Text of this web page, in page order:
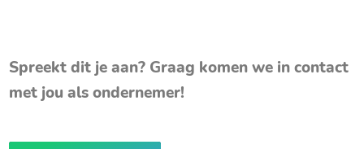
Spreekt dit je aan? Graag komen we in contact
met jou als ondernemer!